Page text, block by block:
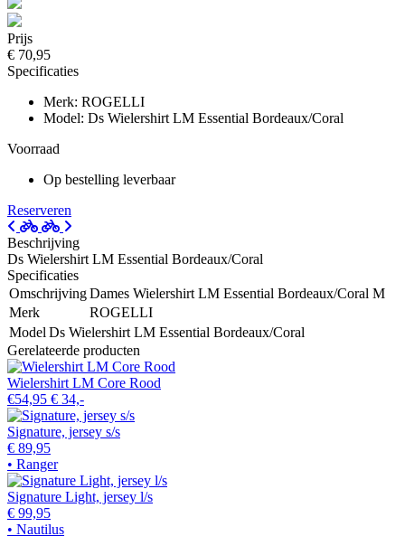
Prijs
€ 70,95
Specificaties
Merk: ROGELLI
Model: Ds Wielershirt LM Essential Bordeaux/Coral
Voorraad
Op bestelling leverbaar
Reserveren
Beschrijving
Ds Wielershirt LM Essential Bordeaux/Coral
Specificaties
OmschrijvingDames Wielershirt LM Essential Bordeaux/Coral M
Merk
ROGELLI
Model Ds Wielershirt LM Essential Bordeaux/Coral
Gerelateerde producten
Wielershirt LM Core Rood
€54,95 € 34,-
Signature, jersey s/s
€ 89,95
• Ranger
Signature Light, jersey l/s
€ 99,95
• Nautilus